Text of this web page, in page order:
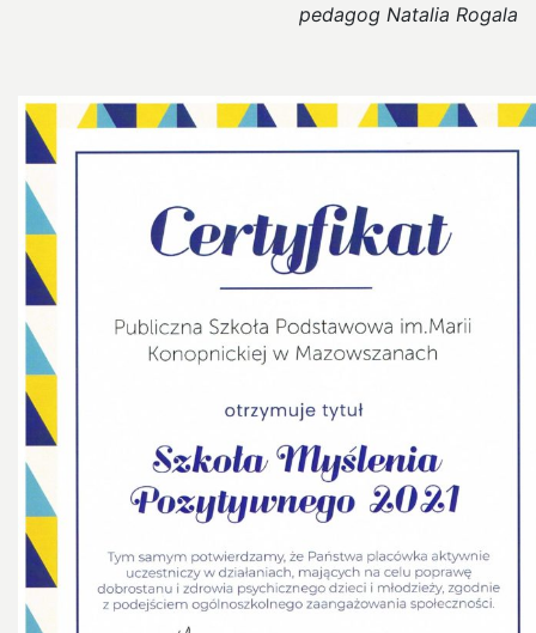
pedagog Natalia Rogala